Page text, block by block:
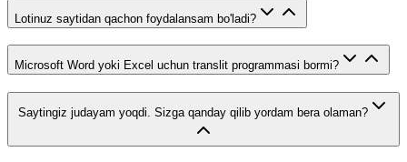
Lotinuz saytidan qachon foydalansam bo'ladi?
Microsoft Word yoki Excel uchun translit programmasi bormi?
Saytingiz judayam yoqdi. Sizga qanday qilib yordam bera olaman?